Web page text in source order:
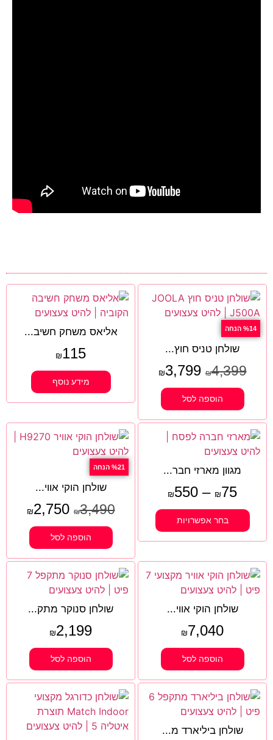
%14 הנחה
שולחן טניס חוץ...
₪4,399
₪3,799
הוספה לסל
אליאס משחק חשיב...
₪115
מידע נוסף
מגוון מארזי חבר...
₪75
–
₪550
בחר אפשרויות
%21 הנחה
שולחן הוקי אווי...
₪3,490
₪2,750
הוספה לסל
שולחן הוקי אווי...
₪7,040
הוספה לסל
שולחן סנוקר מתק...
₪2,199
הוספה לסל
שולחן ביליארד מ...